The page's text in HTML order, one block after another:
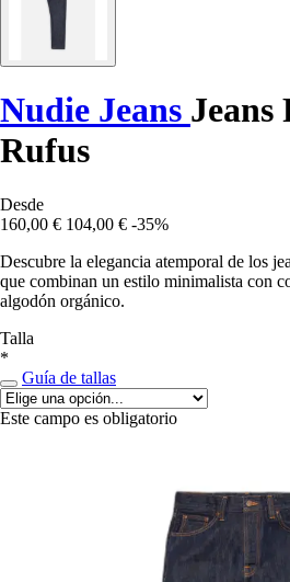
Nudie Jeans Jeans
Rufus
Desde
160,00 € 104,00 € -35%
Descubre la elegancia atemporal de los
que combinan un estilo minimalista con
algodón orgánico.
Talla
*
Guía de tallas
Este campo es obligatorio